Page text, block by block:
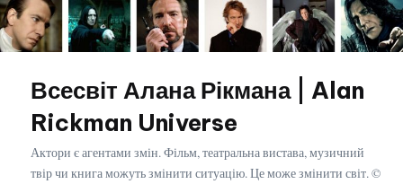
Перейти
вмістуВсесвіт Алана Рікмана | Alan
Rickman Universe
Актори є агентами змін. Фільм, театральна вистава, музичний
твір чи книга можуть змінити ситуацію. Це може змінити світ. ©